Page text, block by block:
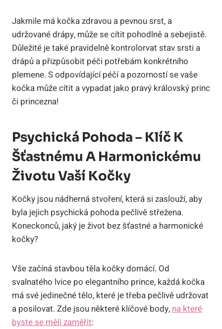
Jakmile má kočka zdravou a pevnou srst, a
udržované drápy, může se cítit pohodlně a sebejistě.
Důležité je také pravidelně kontrolorvat stav srsti a
drápů a přizpůsobit péči potřebám konkrétního
plemene. S odpovídající péčí a pozorností se vaše
kočka může cítit a vypadat jako pravý královský princ
či princezna!
Psychická Pohoda – Klíč K
Šťastnému A Harmonickému
Životu Vaší Kočky
Kočky jsou nádherná stvoření, která si zaslouží, aby
byla jejich psychická pohoda pečlivě střežena.
Koneckonců, jaký je život bez šťastné a harmonické
kočky?
Vše začíná stavbou těla kočky domácí. Od
svalnatého lvice po elegantního prince, každá kočka
má své jedinečné tělo, které je třeba pečlivě udržovat
a posilovat. Zde jsou některé klíčové body, na které
byste se měli zaměřit: